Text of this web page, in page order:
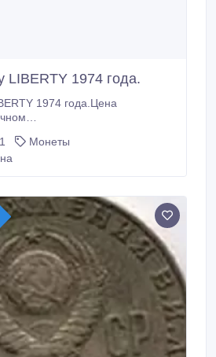
LIBERTY 1974 года.
1974 года.Цена
Монеты